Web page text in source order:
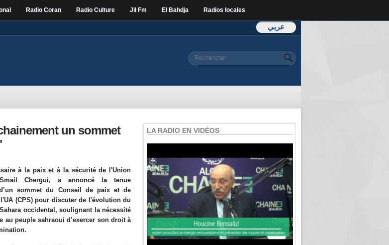
Radio Coran Radio Culture Jil Fm El Bahdja Radios locales
عربي
Formulaire de
Rechercher
un sommet
à la paix et à la sécurité de l'Union
Chergui, a annoncé la tenue
sommet du Conseil de paix et de
(CPS) pour discuter de l'évolution du
occidental, soulignant la nécessité
au peuple sahraoui d’exercer son droit à
LA RADIO EN VIDÉOS